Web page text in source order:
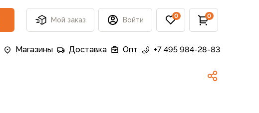
Мой заказ Войти 0 0
Магазины Доставка Опт +7 495 984-28-83